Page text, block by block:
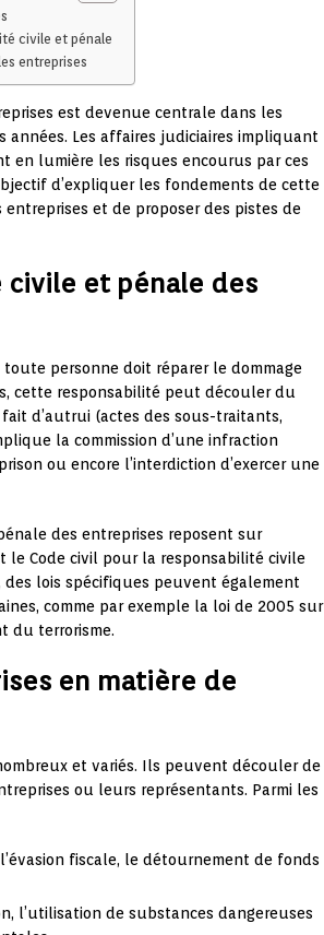
civile et pénale
entreprises
est devenue centrale dans les
Les affaires judiciaires impliquant
en lumière les risques encourus par ces
d’expliquer les fondements de cette
et de proposer des pistes de
civile et pénale des
personne doit réparer le dommage
cette responsabilité peut découler du
d’autrui (actes des sous-traitants,
la commission d’une infraction
ou encore l’interdiction d’exercer une
des entreprises reposent sur
Code civil pour la responsabilité civile
lois spécifiques peuvent également
comme par exemple la loi de 2005 sur
du terrorisme.
en matière de
et variés. Ils peuvent découler de
ou leurs représentants. Parmi les
fiscale, le détournement de fonds
l’utilisation de substances dangereuses